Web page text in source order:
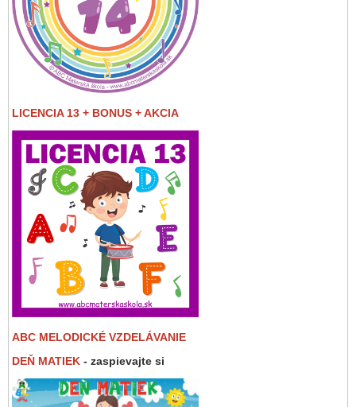
LICENCIA 13 + BONUS + AKCIA
ABC MELODICKÉ VZDELÁVANIE
DEŇ MATIEK - zaspievajte si